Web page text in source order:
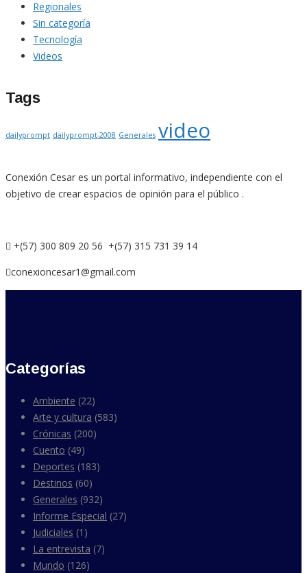
Regionales
Sin categoría
Tecnología
Videos
Tags
dailyprompt dailyprompt-2008 Generales video
Conexión Cesar es un portal informativo, independiente con el
objetivo de crear espacios de opinión para el público .
+(57) 300 809 20 56 +(57) 315 731 39 14
conexioncesar1@gmail.com
Categorías
Ambiente (22)
Arte y cultura (583)
Crónicas (200)
Cuento (49)
Deportes (183)
Destinos (60)
Generales (932)
Informe Especial (27)
Judiciales (1)
La entrevista (7)
Mundo (126)